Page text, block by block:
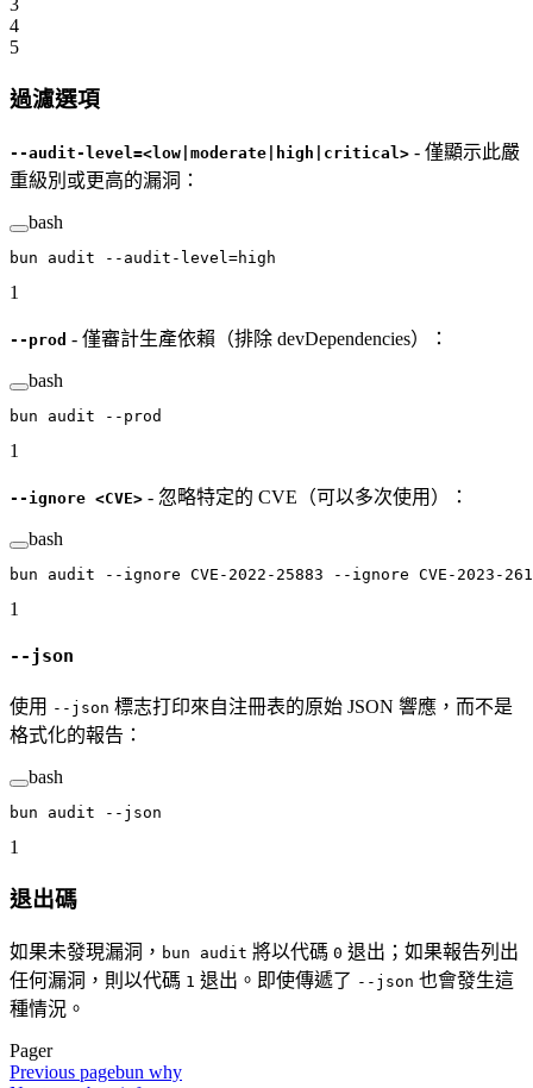
3
4
5
過濾選項
--audit-level=<low|moderate|high|critical> - 僅顯示此嚴
重級別或更高的漏洞：
bash
bun audit --audit-level=high
1
--prod - 僅審計生產依賴（排除 devDependencies）：
bash
bun audit --prod
1
--ignore <CVE> - 忽略特定的 CVE（可以多次使用）：
bash
bun audit --ignore CVE-2022-25883 --ignore CVE-2023-
1
--json
使用 --json 標志打印來自注冊表的原始 JSON 響應，而不是
格式化的報告：
bash
bun audit --json
1
退出碼
如果未發現漏洞， bun audit 將以代碼 0 退出；如果報告列出
任何漏洞，則以代碼 1 退出。即使傳遞了 --json 也會發生這
種情況。
Pager
Previous pagebun why